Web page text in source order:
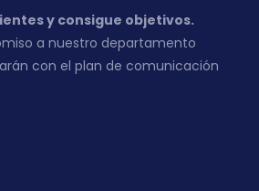
y consigue objetivos.
a nuestro departamento
con el plan de comunicación